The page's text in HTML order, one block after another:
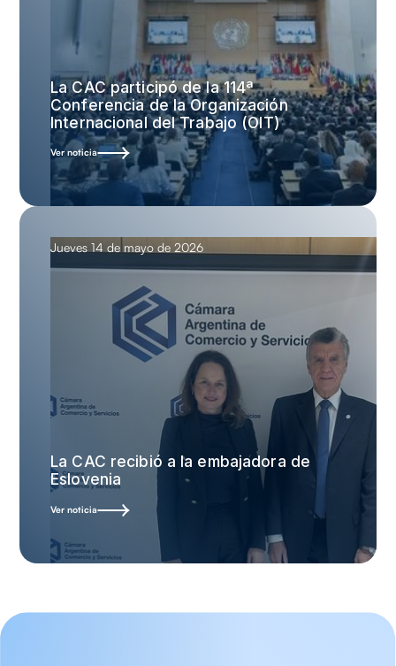
La CAC participó de la 114ª
Conferencia de la Organización
Internacional del Trabajo (OIT)
Ver noticia
Jueves 14 de mayo de 2026
La CAC recibió a la embajadora de
Eslovenia
Ver noticia